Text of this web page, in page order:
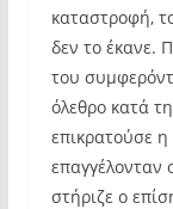
καταστροφή,
δεν το έκανε.
του
όλεθρο κατά
επικρατούσε η
επαγγέλονταν
στήριζε ο